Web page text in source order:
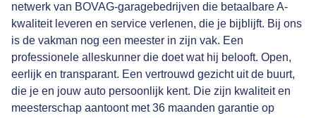
netwerk van BOVAG-garagebedrijven die betaalbare A-
kwaliteit leveren en service verlenen, die je bijblijft. Bij ons
is de vakman nog een meester in zijn vak. Een
professionele alleskunner die doet wat hij belooft. Open,
eerlijk en transparant. Een vertrouwd gezicht uit de buurt,
die je en jouw auto persoonlijk kent. Die zijn kwaliteit en
meesterschap aantoont met36 maanden garantie op